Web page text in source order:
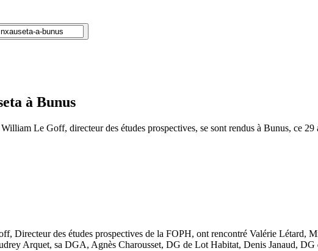
à Bunus
Le Goff, directeur des études prospectives, se sont rendus à Bunus, ce 29
Directeur des études prospectives de la FOPH, ont rencontré Valérie Létard,
Arquet, sa DGA, Agnès Charousset, DG de Lot Habitat, Denis Janaud,